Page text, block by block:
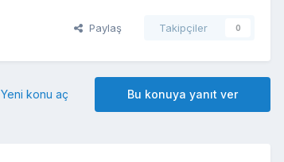
Paylaş Takipçiler 0
Bu konuya yanıt ver
Yeni konu aç